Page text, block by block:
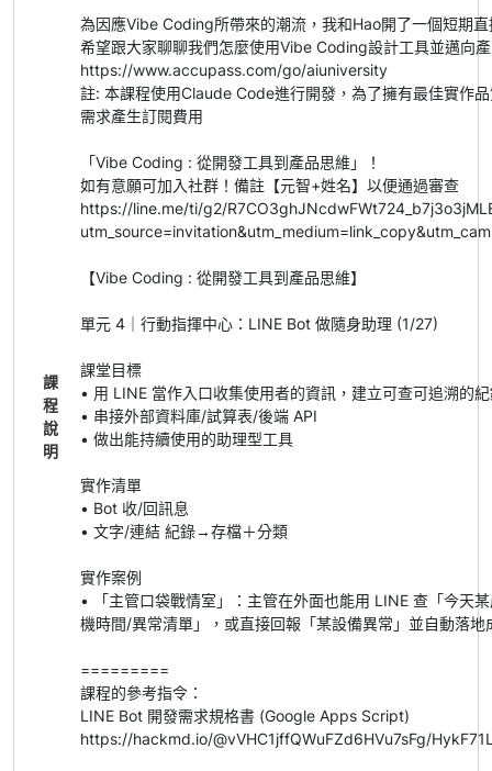
課
程
說
明
為因應Vibe Coding所帶來的潮流，我和Hao開了一個短期
希望跟大家聊聊我們怎麼使用Vibe Coding設計工具並邁向
https://www.accupass.com/go/aiuniversity
註: 本課程使用Claude Code進行開發，為了擁有最佳實作
需求產生訂閱費用
「Vibe Coding : 從開發工具到產品思維」！
如有意願可加入社群！備註【元智+姓名】以便通過審查
https://line.me/ti/g2/
【Vibe Coding : 從開發工具到產品思維】
單元 4｜行動指揮中心：LINE Bot 做隨身助理 (1/27)
課堂目標
• 用 LINE 當作入口收集使用者的資訊，建立可查可追溯的
• 串接外部資料庫/試算表/後端 API
• 做出能持續使用的助理型工具
實作清單
• Bot 收/回訊息
• 文字/連結 紀錄→存檔＋分類
實作案例
• 「主管口袋戰情室」：主管在外面也能用 LINE 查「今天
機時間/異常清單」，或直接回報「某設備異常」並自動落地
=========
課程的參考指令：
LINE Bot 開發需求規格書 (Google Apps Script)
https://hackmd.io/@vVHC1jffQWuFZd6HVu7sFg/